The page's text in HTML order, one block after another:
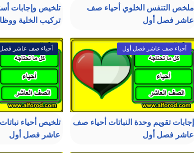
ملخص التنفس الخلوي أحياء صف
عاشر فصل أول
تلخيص وإجابات
تركيب الخلية
أحياء صف عاشر فصل أول
إجابات تقويم وحدة النباتات أحياء صف
عاشر فصل أول
أحياء صف عاشر
تلخيص أحياء
عاشر فصل أول